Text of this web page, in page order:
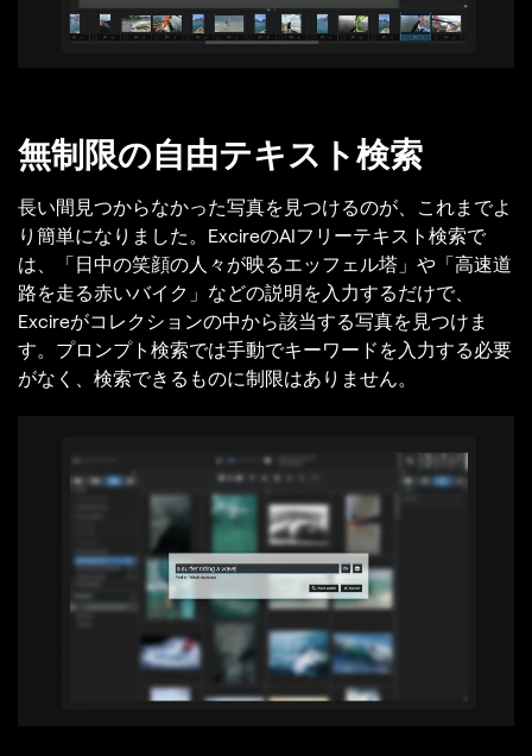
無制限の自由テキスト検索
長い間見つからなかった写真を見つけるのが、これまでよ
り簡単になりました。ExcireのAIフリーテキスト検索で
は、「日中の笑顔の人々が映るエッフェル塔」や「高速道
路を走る赤いバイク」などの説明を入力するだけで、
Excireがコレクションの中から該当する写真を見つけま
す。プロンプト検索では手動でキーワードを入力する必要
がなく、検索できるものに制限はありません。